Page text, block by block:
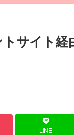
サイト経
LINE